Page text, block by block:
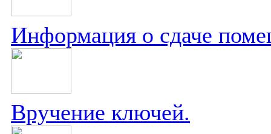
Информация о сдаче
Вручение ключей.